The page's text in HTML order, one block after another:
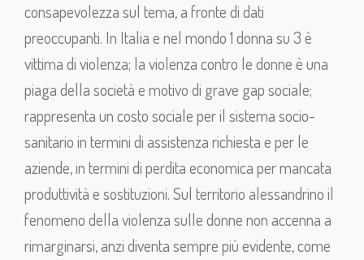
consapevolezza sul tema, a fronte di dati
preoccupanti. In Italia e nel mondo 1 donna su 3 è
vittima di violenza; la violenza contro le donne è una
piaga della società e motivo di grave gap sociale;
rappresenta un costo sociale per il sistema socio-
sanitario in termini di assistenza richiesta e per le
aziende, in termini di perdita economica per mancata
produttività e sostituzioni. Sul territorio alessandrino il
fenomeno della violenza sulle donne non accenna a
rimarginarsi, anzi diventa sempre più evidente, come